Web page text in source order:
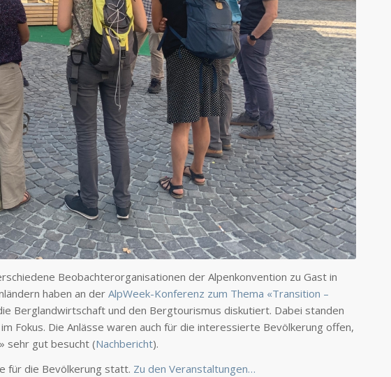
Beobachterorganisationen der Alpenkonvention zu Gast in
haben an der AlpWeek-Konferenz zum Thema «Transition –
Berglandwirtschaft und den Bergtourismus diskutiert. Dabei standen
Fokus. Die Anlässe waren auch für die interessierte Bevölkerung offen,
sehr gut besucht (Nachbericht).
für die Bevölkerung statt. Zu den Veranstaltungen…